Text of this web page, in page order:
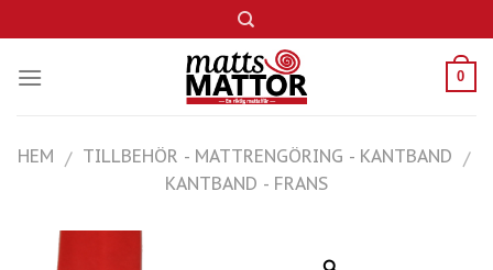
to
content
0
HEM / TILLBEHÖR - MATTRENGÖRING - KANTBAND /
KANTBAND - FRANS